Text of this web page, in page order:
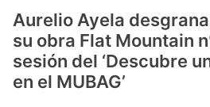
Aurelio Ayela
su obra Flat Mountain
sesión del ‘Descubre
en el MUBAG’